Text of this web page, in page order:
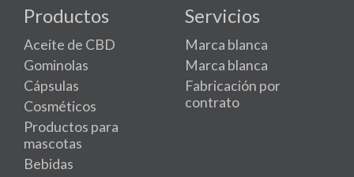
Productos
Aceite de CBD
Gominolas
Cápsulas
Cosméticos
Productos para
mascotas
Bebidas
Servicios
Marca blanca
Marca blanca
Fabricación por
contrato